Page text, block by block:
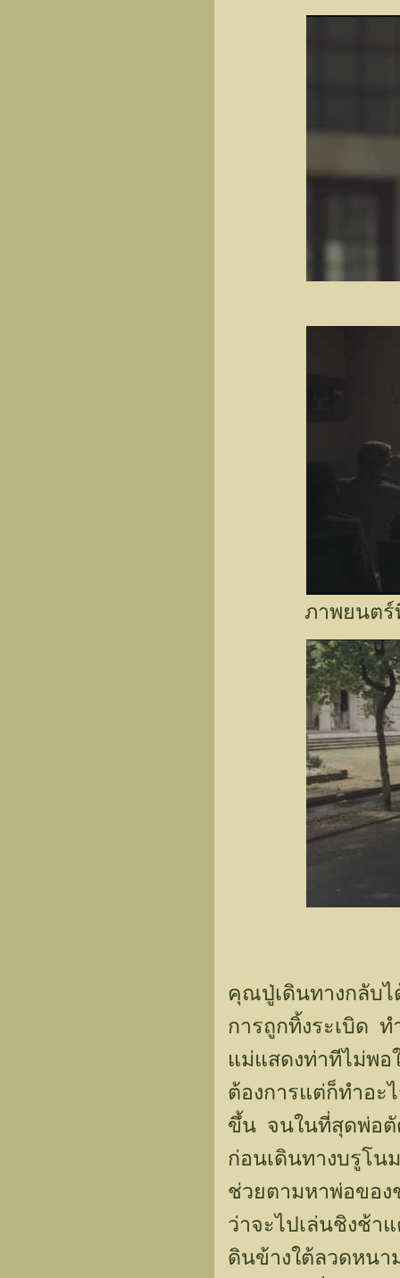
ภาพยนตร์
คุณปู่เดินทางกลับไ
การถูกทิ้งระเบิด
แม่แสดงท่าทีไม่พอ
ต้องการแต่ก็ทำอะ
ขึ้น จนในที่สุดพ่อตั
ก่อนเดินทางบรูโน
ช่วยตามหาพ่อของ
ว่าจะไปเล่นชิงช้า
ดินข้างใต้ลวดหนา